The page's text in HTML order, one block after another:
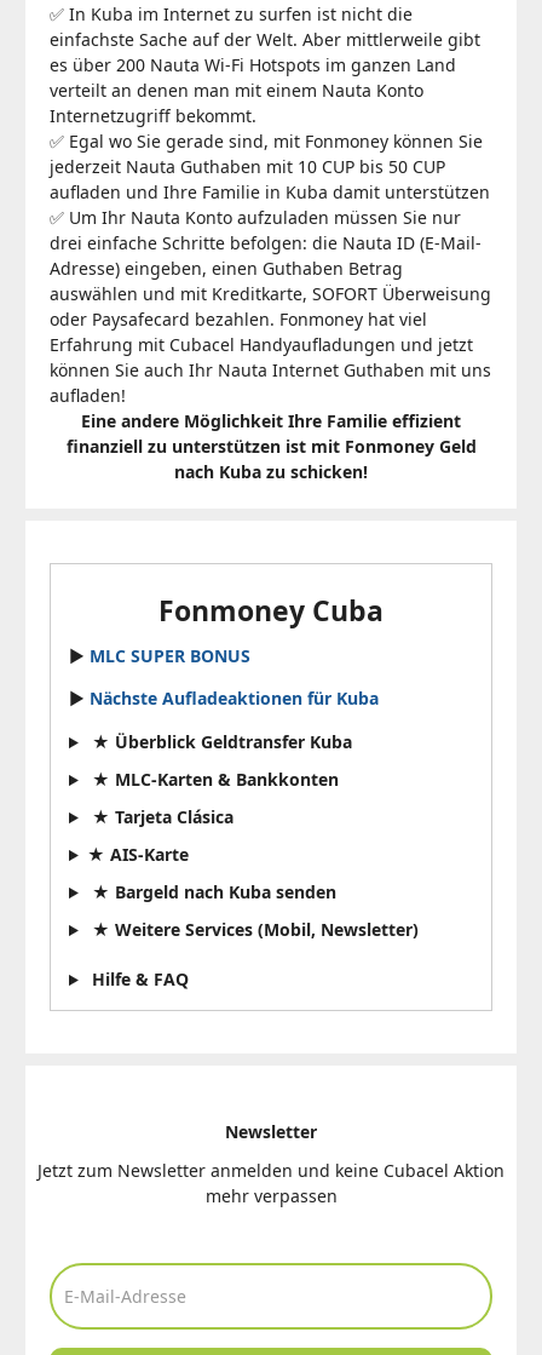
✅ In Kuba im Internet zu surfen ist nicht die
einfachste Sache auf der Welt. Aber mittlerweile gibt
es über 200 Nauta Wi-Fi Hotspots im ganzen Land
verteilt an denen man mit einem Nauta Konto
Internetzugriff bekommt.
✅ Egal wo Sie gerade sind, mit Fonmoney können Sie
jederzeit Nauta Guthaben mit 10 CUP bis 50 CUP
aufladen und Ihre Familie in Kuba damit unterstützen
✅ Um Ihr Nauta Konto aufzuladen müssen Sie nur
drei einfache Schritte befolgen: die Nauta ID (E-Mail-
Adresse) eingeben, einen Guthaben Betrag
auswählen und mit Kreditkarte, SOFORT Überweisung
oder Paysafecard bezahlen. Fonmoney hat viel
Erfahrung mit Cubacel Handyaufladungen und jetzt
können Sie auch Ihr Nauta Internet Guthaben mit uns
aufladen!
Eine andere Möglichkeit Ihre Familie effizient
finanziell zu unterstützen ist mit Fonmoney Geld
nach Kuba zu schicken!
Fonmoney Cuba
► MLC SUPER BONUS
► Nächste Aufladeaktionen für Kuba
★ Überblick Geldtransfer Kuba
★ MLC-Karten & Bankkonten
★ Tarjeta Clásica
★ AIS-Karte
★ Bargeld nach Kuba senden
★ Weitere Services (Mobil, Newsletter)
Hilfe & FAQ
Newsletter
Jetzt zum Newsletter anmelden und keine Cubacel Aktion
mehr verpassen